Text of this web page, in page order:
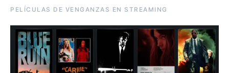
PELÍCULAS DE VENGANZAS EN STREAMING